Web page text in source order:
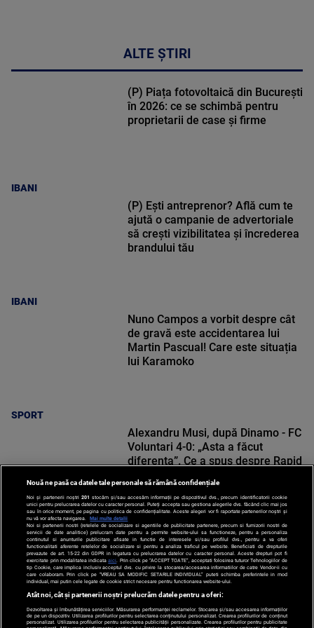
ALTE ȘTIRI
IBANI
(P) Piața fotovoltaică din București
în 2026: ce se schimbă pentru
proprietarii de case și firme
IBANI
(P) Ești antreprenor? Află cum te
ajută o campanie de advertoriale
să crești vizibilitatea și încrederea
brandului tău
SPORT
Nuno Campos a vorbit despre cât
de gravă este accidentarea lui
Martin Pascual! Care este situația
lui Karamoko
SPORT
Alexandru Musi, după Dinamo - FC
Voluntari 4-0: „Asta a făcut
diferența”. Ce a spus despre Rapid
Nouă ne pasă ca datele tale personale să rămână confidențiale
Noi și partenerii noștri 201 stocăm și/sau accesăm informații pe dispozitivul dvs., precum identificatorii cookie
unici pentru prelucrarea datelor cu caracter personal. Puteți accepta sau gestiona alegerile dvs. făcând clic mai jos
sau în orice moment, pe pagina cu politica de confidențialitate. Aceste alegeri vor fi raportate partenerilor noștri și
nu vă vor afecta navigarea.
Mai multe detalii
Noi si partenerii nostri (retelele de socializare si agentiile de publicitate partenere, precum si furnizorii nostri de
servicii de date analitice) prelucram date pentru a permite website-ului sa functioneze, pentru a personaliza
continutul si anunturile publicitare afisate in functie de interesele si/sau profilul dvs., pentru a va oferi
functionalitati aferente retelelor de socializare si pentru a analiza traficul pe website. Beneficiati de drepturile
prevazute de art. 15-22 din GDPR in legatura cu prelucrarea datelor cu caracter personal. Aceste drepturi pot fi
exercitate prin modalitatea indicataaici . Prin click pe “ACCEPT TOATE”, acceptati folosirea tuturor Tehnologiilor de
tip Cookie, care implica inclusiv acceptul dvs. cu privire la stocarea/accesarea informatiilor de catre Vendor-ii cu
care colaboram. Prin click pe “VREAU SA MODIFIC SETARILE INDIVIDUAL” puteti schimba preferintele in mod
individual, mai putin cele legate de cookie strict necesare pentru functionarea website-ului.
Atât noi, cât și partenerii noștri prelucrăm datele pentru a oferi:
Dezvoltarea și îmbunătățirea serviciilor. Măsurarea performanței reclamelor. Stocarea și/sau accesarea informațiilor
de pe un dispozitiv. Utilizarea profilurilor pentru selectarea conținutului personalizat. Crearea profilurilor de conținut
personalizat. Utilizarea profilurilor pentru selectarea publicității personalizate. Crearea profilurilor pentru publicitate